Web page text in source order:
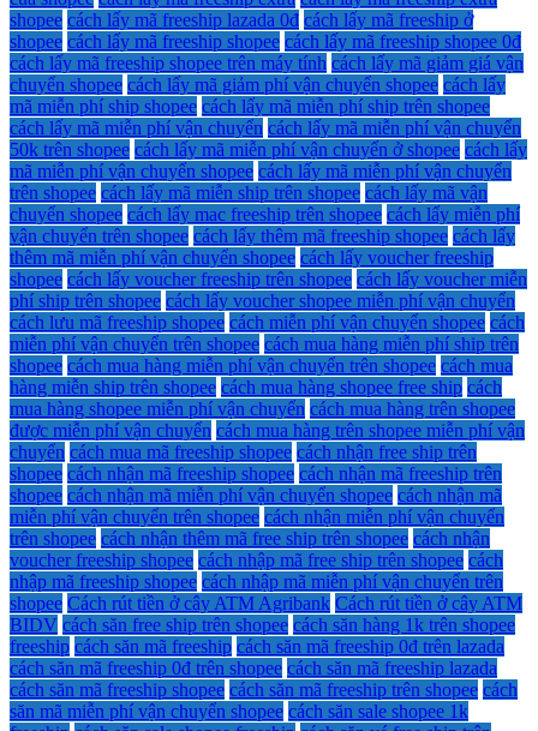
shopee cách lấy mã freeship lazada 0đ cách lấy mã freeship ở
shopee cách lấy mã freeship shopee cách lấy mã freeship shopee 0đ
cách lấy mã freeship shopee trên máy tính cách lấy mã giảm giá vận
chuyển shopee cách lấy mã giảm phí vận chuyển shopee cách lấy
mã miễn phí ship shopee cách lấy mã miễn phí ship trên shopee
cách lấy mã miễn phí vận chuyển cách lấy mã miễn phí vận chuyển
50k trên shopee cách lấy mã miễn phí vận chuyển ở shopee cách lấy
mã miễn phí vận chuyển shopee cách lấy mã miễn phí vận chuyển
trên shopee cách lấy mã miễn ship trên shopee cách lấy mã vận
chuyển shopee cách lấy mac freeship trên shopee cách lấy miễn phí
vận chuyển trên shopee cách lấy thêm mã freeship shopee cách lấy
thêm mã miễn phí vận chuyển shopee cách lấy voucher freeship
shopee cách lấy voucher freeship trên shopee cách lấy voucher miễn
phí ship trên shopee cách lấy voucher shopee miễn phí vận chuyển
cách lưu mã freeship shopee cách miễn phí vận chuyển shopee cách
miễn phí vận chuyển trên shopee cách mua hàng miễn phí ship trên
shopee cách mua hàng miễn phí vận chuyển trên shopee cách mua
hàng miễn ship trên shopee cách mua hàng shopee free ship cách
mua hàng shopee miễn phí vận chuyển cách mua hàng trên shopee
được miễn phí vận chuyển cách mua hàng trên shopee miễn phí vận
chuyển cách mua mã freeship shopee cách nhận free ship trên
shopee cách nhận mã freeship shopee cách nhận mã freeship trên
shopee cách nhận mã miễn phí vận chuyển shopee cách nhận mã
miễn phí vận chuyển trên shopee cách nhận miễn phí vận chuyển
trên shopee cách nhận thêm mã free ship trên shopee cách nhận
voucher freeship shopee cách nhập mã free ship trên shopee cách
nhập mã freeship shopee cách nhập mã miễn phí vận chuyển trên
shopee Cách rút tiền ở cây ATM Agribank Cách rút tiền ở cây ATM
BIDV cách săn free ship trên shopee cách săn hàng 1k trên shopee
freeship cách săn mã freeship cách săn mã freeship 0đ trên lazada
cách săn mã freeship 0đ trên shopee cách săn mã freeship lazada
cách săn mã freeship shopee cách săn mã freeship trên shopee cách
săn mã miễn phí vận chuyển shopee cách săn sale shopee 1k